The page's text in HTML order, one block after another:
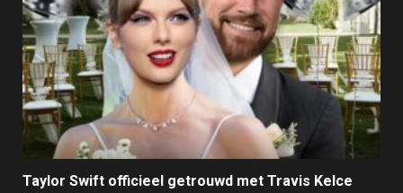
Taylor Swift officieel getrouwd met Travis Kelce